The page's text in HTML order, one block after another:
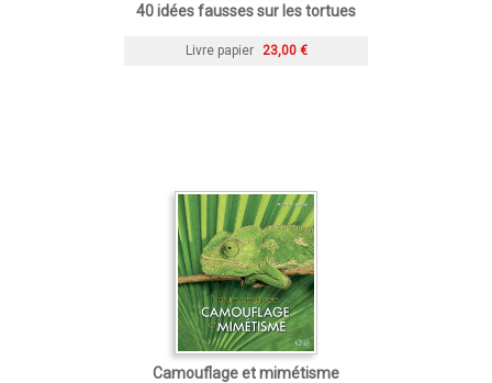
40 idées fausses sur les tortues
Livre papier 23,00 €
Camouflage et mimétisme